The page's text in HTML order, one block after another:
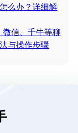
么办？详细解
信、千牛等聊
与操作步骤